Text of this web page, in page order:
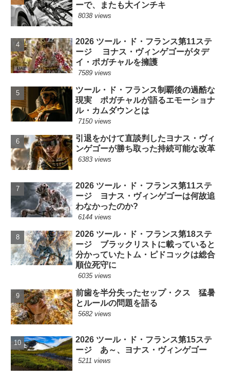
ーで、またも大インチキ
8038 views
2026 ツール・ド・フランス第11ステ
ージ ヨナス・ヴィンゲゴーがタデ
イ・ポガチャルを擁護
7589 views
ツール・ド・フランス制覇後の過酷な
現実 ポガチャルが語るエモーショナ
ル・カムダウンとは
7150 views
引退をかけて直談判したヨナス・ヴィ
ンゲゴーが勝ち取った持続可能な改革
6383 views
2026 ツール・ド・フランス第11ステ
ージ ヨナス・ヴィンゲゴーは何故追
わなかったのか?
6144 views
2026 ツール・ド・フランス第18ステ
ージ ブラックリストに載っていると
分かっていたトム・ピドコックは総合
順位死守に
6035 views
前歯を半分失ったセップ・クス 猛暑
とルールの問題を語る
5682 views
2026 ツール・ド・フランス第15ステ
ージ あ～、ヨナス・ヴィンゲゴー
5211 views